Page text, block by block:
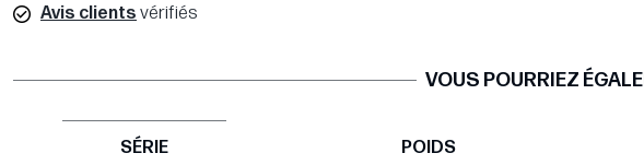
Avis clients vérifiés
VOUS POURRIEZ
SÉRIE POIDS